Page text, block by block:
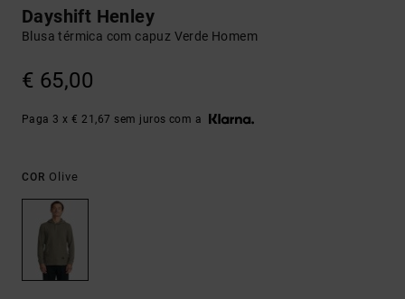
Dayshift Henley
Blusa térmica com capuz Verde Homem
€ 65,00
Paga 3 x € 21,67 sem juros com a
COR Olive